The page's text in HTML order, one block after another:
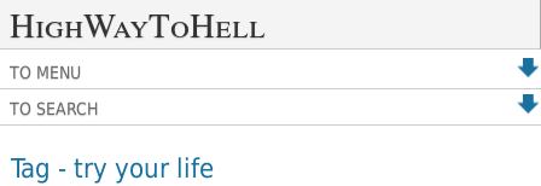
HighWayToHell
TO MENU
TO SEARCH
Tag - try your life